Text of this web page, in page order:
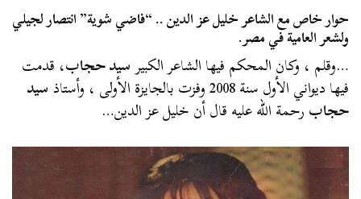
حوار خاص مع الشاعر خليل عز الدين .. “فاضي شوية” انتصار لجيلي
ولشعر العامية في مصر.
…وقلم ، وكان المحكم فيها الشاعر الكبيرسيد حجاب، قدمت
فيها ديواني الأول سنة 2008 وفزت بالجايزة الأولى ، وأستاذ سيد
حجابرحمة الله عليه قال أن خليل عز الدين…